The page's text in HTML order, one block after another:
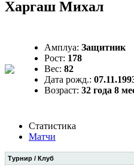
Харгаш Михал
Амплуа: Защитник
Рост: 178
Вес: 82
Дата рожд.:
Возраст: 32 года 8
Статистика
Матчи
Турнир / Клуб